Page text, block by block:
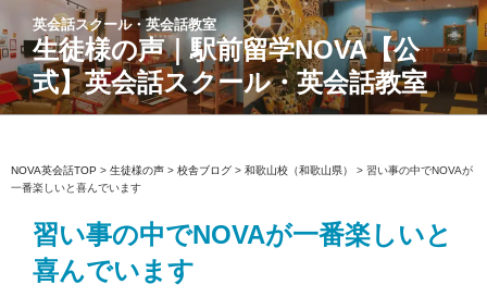
ン
テ
ン
ツ
ス
キ
英会話スクール・英会話教室
生徒様の声｜駅前留学NOVA【公
式】英会話スクール・英会話教室
NOVA英会話TOP > 生徒様の声 > 校舎ブログ > 和歌山校（和歌山県） > 習い事の中でNOVAが
一番楽しいと喜んでいます
習い事の中でNOVAが一番楽しいと
喜んでいます